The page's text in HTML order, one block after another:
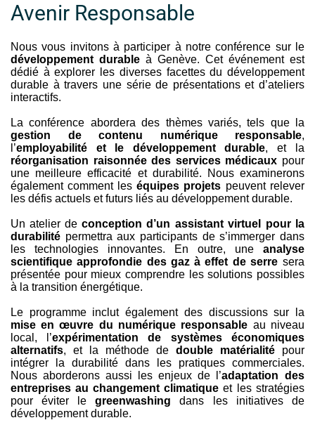
Avenir Responsable
Nous vous invitons à participer à notre conférence sur le
développement durable à Genève. Cet événement est
dédié à explorer les diverses facettes du développement
durable à travers une série de présentations et d’ateliers
interactifs.
La conférence abordera des thèmes variés, tels que la
gestion de contenu numérique responsable,
l’employabilité et le développement durable, et la
réorganisation raisonnée des services médicaux pour
une meilleure efficacité et durabilité. Nous examinerons
également comment les équipes projets peuvent relever
les défis actuels et futurs liés au développement durable.
Un atelier de conception d’un assistant virtuel pour la
durabilité permettra aux participants de s’immerger dans
les technologies innovantes. En outre, une analyse
scientifique approfondie des gaz à effet de serre sera
présentée pour mieux comprendre les solutions possibles
à la transition énergétique.
Le programme inclut également des discussions sur la
mise en œuvre du numérique responsable au niveau
local, l’expérimentation de systèmes économiques
alternatifs, et la méthode de double matérialité pour
intégrer la durabilité dans les pratiques commerciales.
Nous aborderons aussi les enjeux de l’adaptation des
entreprises au changement climatique et les stratégies
pour éviter le greenwashing dans les initiatives de
développement durable.